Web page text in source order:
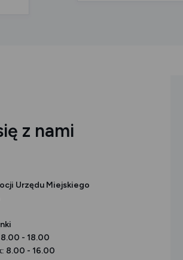
z nami
Urzędu Miejskiego
- 18.00
8.00 - 16.00